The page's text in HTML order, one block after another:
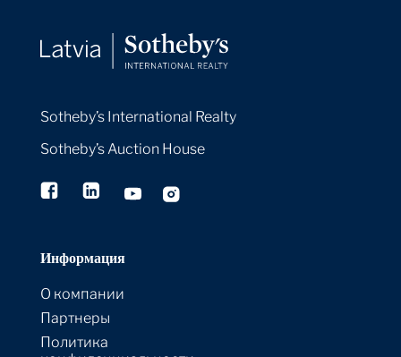
Sotheby’s International Realty
Sotheby’s Auction House
Информация
О компании
Партнеры
Политика